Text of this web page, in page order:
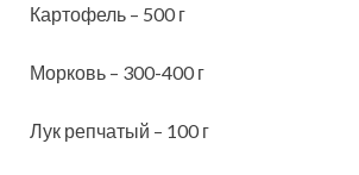
Картофель – 500 г
Морковь – 300-400 г
Лук репчатый – 100 г